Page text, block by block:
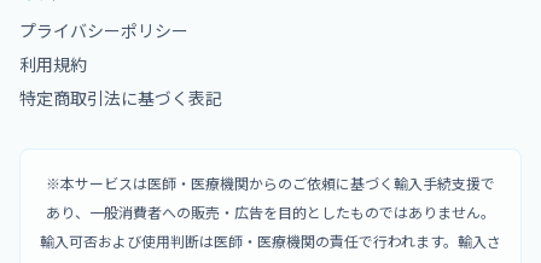
プライバシーポリシー
利用規約
特定商取引法に基づく表記
※本サービスは医師・医療機関からのご依頼に基づく輸入手続支援で
あり、一般消費者への販売・広告を目的としたものではありません。
輸入可否および使用判断は医師・医療機関の責任で行われます。輸入さ